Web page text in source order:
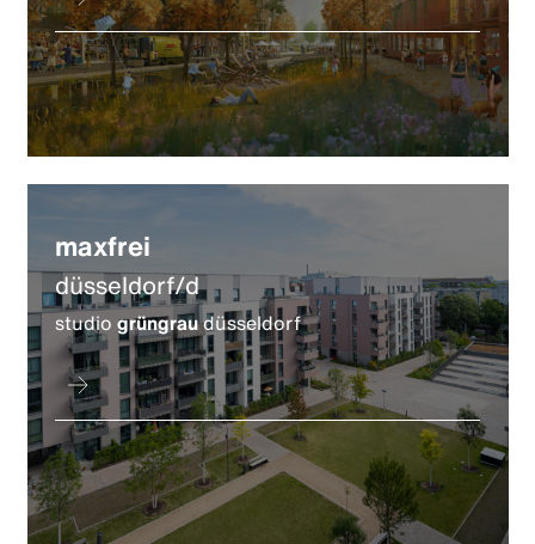
maxfrei
düsseldorf/d
studiogrüngraudüsseldorf